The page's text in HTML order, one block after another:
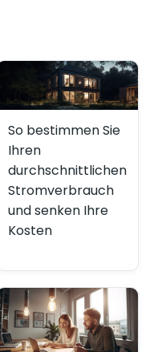
So bestimmen Sie
Ihren
durchschnittlichen
Stromverbrauch
und senken Ihre
Kosten